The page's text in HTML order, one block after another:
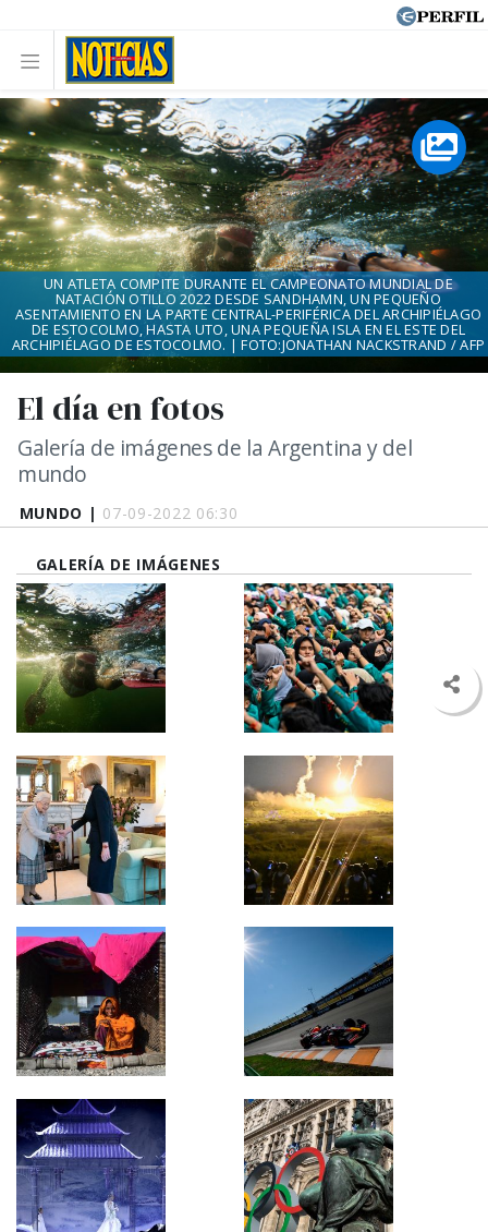
MUNDO | 07-09-2022 06:30
El día en fotos
Galería de imágenes de la Argentina y del
mundo
UN ATLETA COMPITE DURANTE EL CAMPEONATO MUNDIAL DE
NATACIÓN OTILLO 2022 DESDE SANDHAMN, UN PEQUEÑO
ASENTAMIENTO EN LA PARTE CENTRAL-PERIFÉRICA DEL ARCHIPIÉLAGO
DE ESTOCOLMO, HASTA UTO, UNA PEQUEÑA ISLA EN EL ESTE DEL
ARCHIPIÉLAGO DE ESTOCOLMO. | FOTO:JONATHAN NACKSTRAND / AFP
GALERÍA DE IMÁGENES